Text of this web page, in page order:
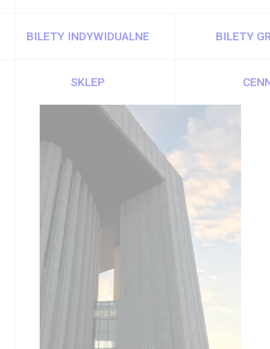
BILETY INDYWIDUALNE BILETY
SKLEP